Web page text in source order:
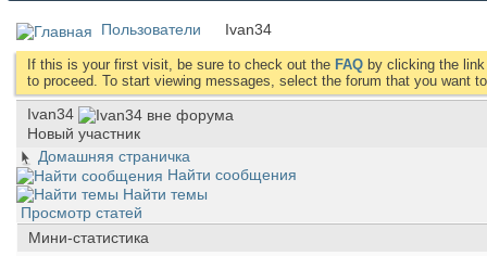
Пользователи Ivan34
If this is your first visit, be sure to check out the FAQ by clicking the
to proceed. To start viewing messages, select the forum that you want
Ivan34
Новый участник
Домашняя страничка
Найти сообщения
Найти темы
Просмотр статей
Мини-статистика